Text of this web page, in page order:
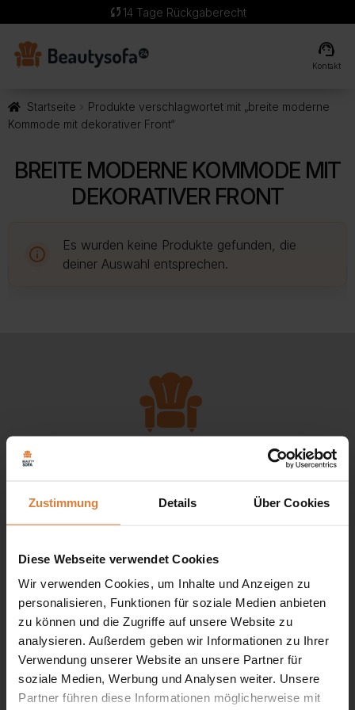
Zustimmung Details Über Cookies
Diese Webseite verwendet Cookies
Wir verwenden Cookies, um Inhalte und Anzeigen zu
personalisieren, Funktionen für soziale Medien anbieten
zu können und die Zugriffe auf unsere Website zu
analysieren. Außerdem geben wir Informationen zu Ihrer
Verwendung unserer Website an unsere Partner für
soziale Medien, Werbung und Analysen weiter. Unsere
Partner führen diese Informationen möglicherweise mit
sync 14 Tage Rückgaberecht
support_agent
Kontakt
Startseite
Produkte verschlagwortet mit „breite moderne
Kommode mit dekorativer Front“
BREITE MODERNE KOMMODE MIT
DEKORATIVER FRONT
Es wurden keine Produkte gefunden, die
deiner Auswahl entsprechen.
Service
+49 151 552 717 42
+49 151 702 252 81
+49 151 702 252 82
kontakt@beautysofa24.de
BEAUTY SOFA GMBH
Kleine Friedensstr. 24